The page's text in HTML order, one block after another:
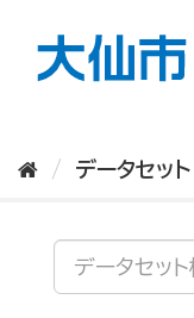
データセット